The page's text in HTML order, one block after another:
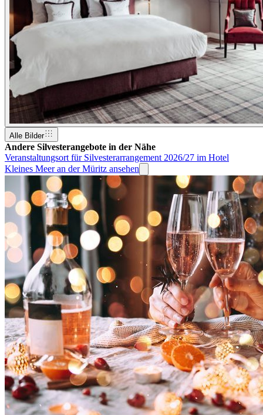
Alle Bilder
Andere Silvesterangebote in der Nähe
Veranstaltungsort für Silvesterarrangement 2026/27 im Hotel
Kleines Meer an der Müritz ansehen